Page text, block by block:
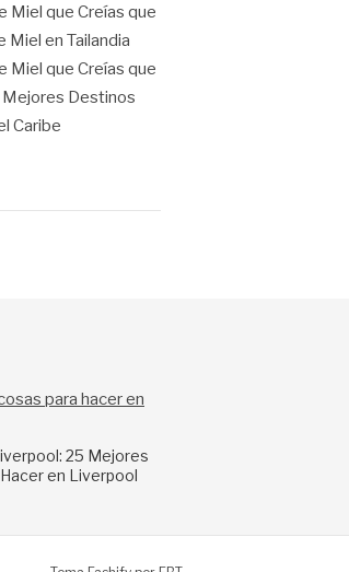
Miel que Creías que
Miel en Tailandia
Miel que Creías que
Destinos
Caribe
25 Mejores
en Liverpool